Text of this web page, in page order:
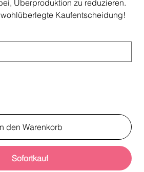
Überproduktion zu reduzieren.
Kaufentscheidung!
den Warenkorb
Sofortkauf